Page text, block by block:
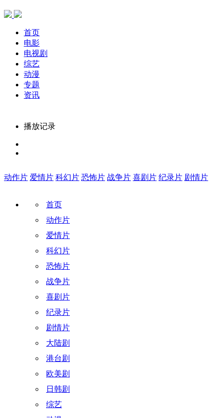
首页
电影
电视剧
综艺
动漫
专题
资讯
播放记录
动作片 爱情片 科幻片 恐怖片 战争片 喜剧片 纪录片 剧情片
首页
动作片
爱情片
科幻片
恐怖片
战争片
喜剧片
纪录片
剧情片
大陆剧
港台剧
欧美剧
日韩剧
综艺